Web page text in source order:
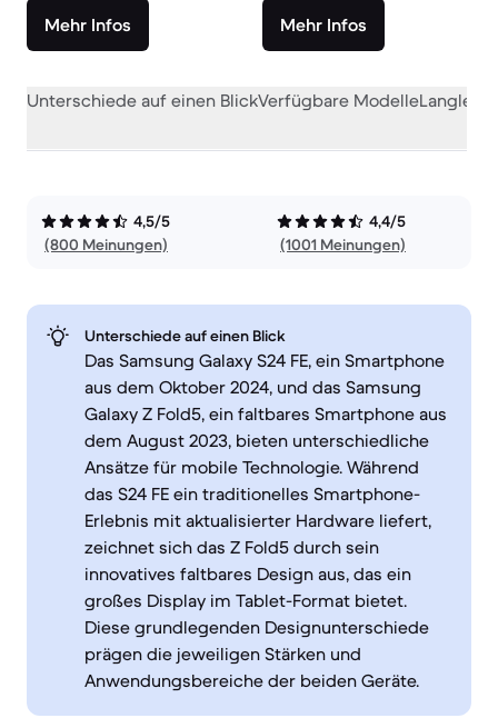
Mehr Infos Mehr Infos
Unterschiede auf einen BlickVerfügbare Modelle
4,5/5
(800 Meinungen)
4,4/5
(1001 Meinungen)
Unterschiede auf einen Blick
Das Samsung Galaxy S24 FE, ein Smartphone
aus dem Oktober 2024, und das Samsung
Galaxy Z Fold5, ein faltbares Smartphone aus
dem August 2023, bieten unterschiedliche
Ansätze für mobile Technologie. Während
das S24 FE ein traditionelles Smartphone-
Erlebnis mit aktualisierter Hardware liefert,
zeichnet sich das Z Fold5 durch sein
innovatives faltbares Design aus, das ein
großes Display im Tablet-Format bietet.
Diese grundlegenden Designunterschiede
prägen die jeweiligen Stärken und
Anwendungsbereiche der beiden Geräte.